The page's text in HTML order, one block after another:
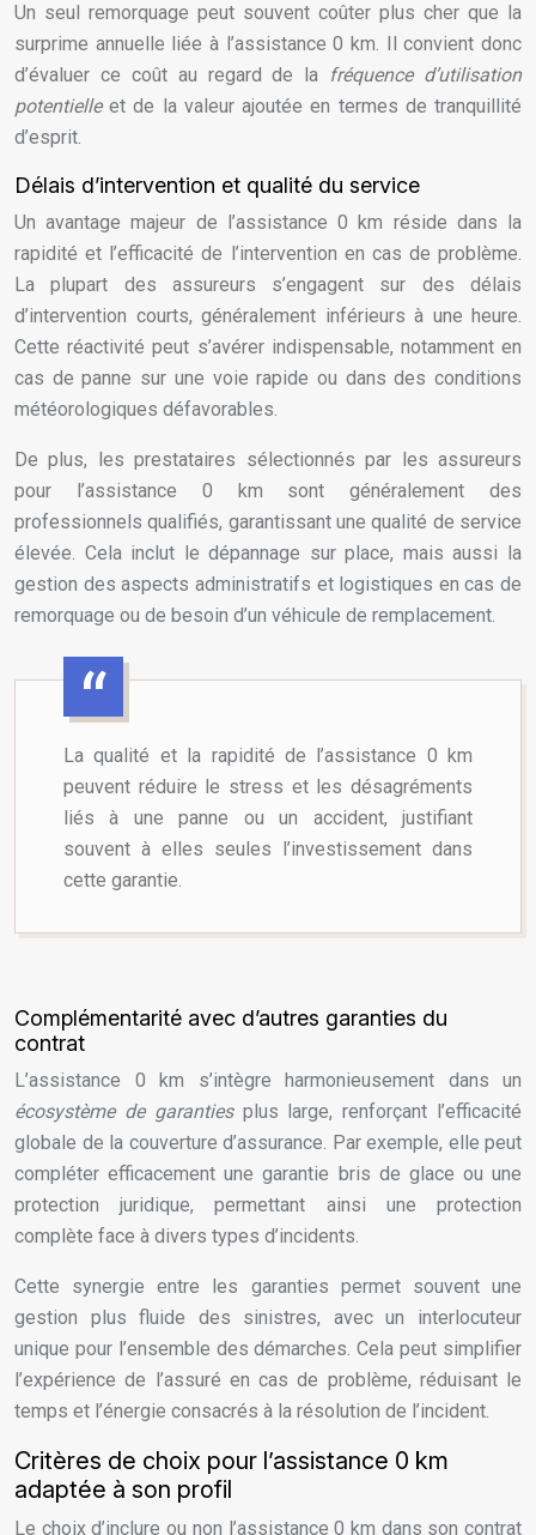
Un seul remorquage peut souvent coûter plus cher que la
surprime annuelle liée à l’assistance 0 km. Il convient donc
d’évaluer ce coût au regard de la fréquence d’utilisation
potentielleet de la valeur ajoutée en termes de tranquillité
d’esprit.
Délais d’intervention et qualité du service
Un avantage majeur de l’assistance 0 km réside dans la
rapidité et l’efficacité de l’intervention en cas de problème.
La plupart des assureurs s’engagent sur des délais
d’intervention courts, généralement inférieurs à une heure.
Cette réactivité peut s’avérer indispensable, notamment en
cas de panne sur une voie rapide ou dans des conditions
météorologiques défavorables.
De plus, les prestataires sélectionnés par les assureurs
pour l’assistance 0 km sont généralement des
professionnels qualifiés, garantissant une qualité de service
élevée. Cela inclut le dépannage sur place, mais aussi la
gestion des aspects administratifs et logistiques en cas de
remorquage ou de besoin d’un véhicule de remplacement.
La qualité et la rapidité de l’assistance 0 km
peuvent réduire le stress et les désagréments
liés à une panne ou un accident, justifiant
souvent à elles seules l’investissement dans
cette garantie.
Complémentarité avec d’autres garanties du
contrat
L’assistance 0 km s’intègre harmonieusement dans un
écosystème de garanties plus large, renforçant l’efficacité
globale de la couverture d’assurance. Par exemple, elle peut
compléter efficacement une garantie bris de glace ou une
protection juridique, permettant ainsi une protection
complète face à divers types d’incidents.
Cette synergie entre les garanties permet souvent une
gestion plus fluide des sinistres, avec un interlocuteur
unique pour l’ensemble des démarches. Cela peut simplifier
l’expérience de l’assuré en cas de problème, réduisant le
temps et l’énergie consacrés à la résolution de l’incident.
Critères de choix pour l’assistance 0 km
adaptée à son profil
Le choix d’inclure ou non l’assistance 0 km dans son contrat